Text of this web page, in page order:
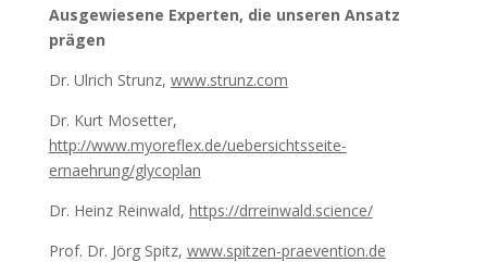
Ausgewiesene Experten, die unseren Ansatz
prägen
Dr. Ulrich Strunz, www.strunz.com
Dr. Kurt Mosetter,
http://www.myoreflex.de/uebersichtsseite-
ernaehrung/glycoplan
Dr. Heinz Reinwald, https://drreinwald.science/
Prof. Dr. Jörg Spitz, www.spitzen-praevention.de